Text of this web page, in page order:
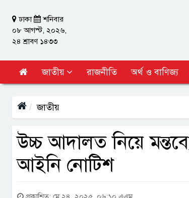
ঢাকা
শনিবার
০৮ আগস্ট, ২০২৬,
২৪ শ্রাবণ ১৪৩৩
জাতীয় রাজনীতি অর্থ ও বাণিজ্য
জাতীয়
উচ্চ আদালত নিয়ে
আইনি নোটিশ